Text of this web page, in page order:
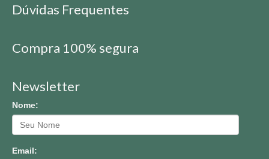
Dúvidas Frequentes
Compra 100% segura
Newsletter
Nome:
Email: